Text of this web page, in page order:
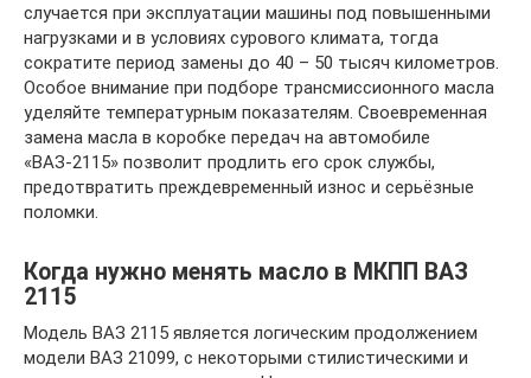
случается при эксплуатации машины под повышенными
нагрузками и в условиях сурового климата, тогда
сократите период замены до 40 – 50 тысяч километров.
Особое внимание при подборе трансмиссионного масла
уделяйте температурным показателям. Своевременная
замена масла в коробке передач на автомобиле
«ВАЗ-2115» позволит продлить его срок службы,
предотвратить преждевременный износ и серьёзные
поломки.
Когда нужно менять масло в МКПП ВАЗ
2115
Модель ВАЗ 2115 является логическим продолжением
модели ВАЗ 21099, с некоторыми стилистическими и